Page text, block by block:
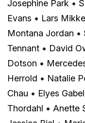
Josephine Park •
Evans • Lars
Montana Jordan •
Tennant • David
Dotson •
Herrold • Natalie
Chau • Elyes Gabel
Thordahl • Anette